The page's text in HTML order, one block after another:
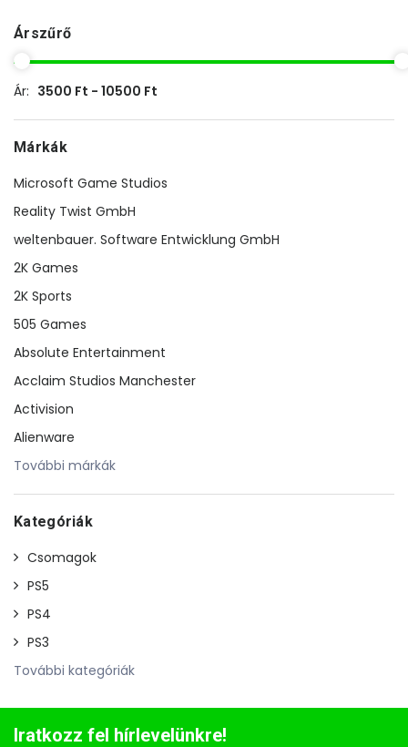
Árszűrő
Ár: 3500 Ft - 10500 Ft
Márkák
Microsoft Game Studios
Reality Twist GmbH
weltenbauer. Software Entwicklung GmbH
2K Games
2K Sports
505 Games
Absolute Entertainment
Acclaim Studios Manchester
Activision
Alienware
További márkák
Kategóriák
Csomagok
PS5
PS4
PS3
További kategóriák
Iratkozz fel hírlevelünkre!